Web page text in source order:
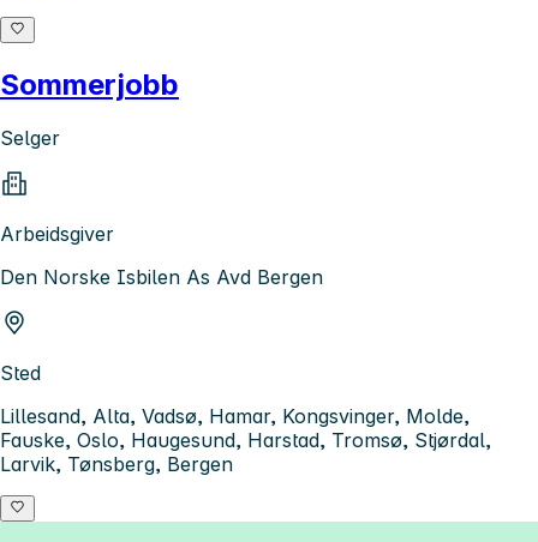
Sommerjobb
Selger
Arbeidsgiver
Den Norske Isbilen As Avd Bergen
Sted
Lillesand, Alta, Vadsø, Hamar, Kongsvinger, Molde,
Fauske, Oslo, Haugesund, Harstad, Tromsø, Stjørdal,
Larvik, Tønsberg, Bergen